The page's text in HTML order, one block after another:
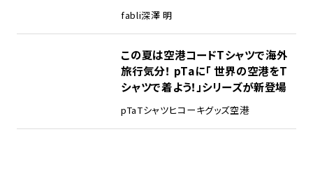
fabli深澤 明
この夏は空港コードTシャツで海外
旅行気分！ pTaに「 世界の空港をT
シャツで着よう！」シリーズが新登場
pTaTシャツヒコーキグッズ空港